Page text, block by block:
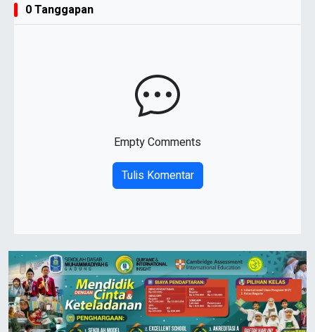
0 Tanggapan
Empty Comments
Tulis Komentar